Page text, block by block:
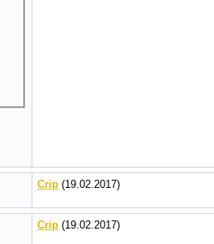
Crip(19.02.2017)
Crip(19.02.2017)